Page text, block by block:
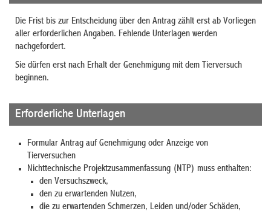
Die Frist bis zur Entscheidung über den Antrag zählt erst ab Vorliegen
aller erforderlichen Angaben. Fehlende Unterlagen werden
nachgefordert.
Sie dürfen erst nach Erhalt der Genehmigung mit dem Tierversuch
beginnen.
Erforderliche Unterlagen
Formular Antrag auf Genehmigung oder Anzeige von
Tierversuchen
Nichttechnische Projektzusammenfassung (NTP) muss enthalten:
den Versuchszweck,
den zu erwartenden Nutzen,
die zu erwartenden Schmerzen, Leiden und/oder Schäden,